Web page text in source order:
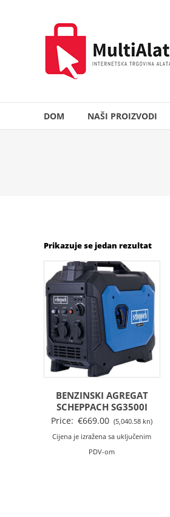
MultiAlati
Internetska
trgovina
alata
DOM NAŠI PROIZVODI
Prikazuje se jedan rezultat
BENZINSKI AGREGAT
SCHEPPACH SG3500I
Price: €669.00 (5,040.58 kn)
Cijena je izražena sa uključenim
PDV-om